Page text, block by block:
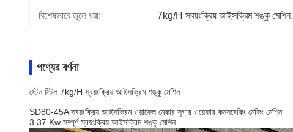
বিশেষভাবে তুলে ধরা: 7kg/H স্বয়ংক্রিয় আইসক্রিম শঙ্কু মেশিন,
পণ্যের বর্ণনা
স্টেন স্টিল 7kg/H স্বয়ংক্রিয় আইসক্রিম শঙ্কু মেশিন
SD80-45A স্বয়ংক্রিয় আইসক্রিম ওয়াফেল মেকার সুগার ওয়েফার কনসবেকিং মেকিং মেশিন
3.37 Kw সম্পূর্ণ স্বয়ংক্রিয় আইসক্রিম শঙ্কু মেশিন